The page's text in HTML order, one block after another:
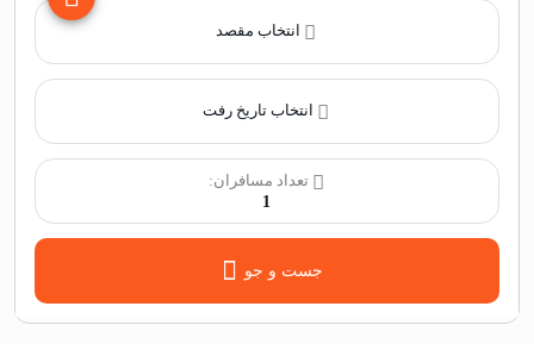
انتخاب مقصد
تعداد مسافران:
1
جست و جو